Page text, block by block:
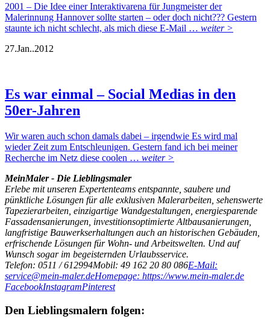
2001 – Die Idee einer Interaktivarena für Jungmeister der
Malerinnung Hannover sollte starten – oder doch nicht??? Gestern
staunte ich nicht schlecht, als mich diese E-Mail … weiter >
27.Jan..2012
Es war einmal – Social Medias in den
50er-Jahren
Wir waren auch schon damals dabei – irgendwie Es wird mal
wieder Zeit zum Entschleunigen. Gestern fand ich bei meiner
Recherche im Netz diese coolen … weiter >
MeinMaler - Die Lieblingsmaler
Erlebe mit unseren Expertenteams entspannte, saubere und
pünktliche Lösungen für alle exklusiven Malerarbeiten, sehenswerte
Tapezierarbeiten, einzigartige Wandgestaltungen, energiesparende
Fassadensanierungen, investitionsoptimierte Altbausanierungen,
langfristige Bauwerkserhaltungen auch an historischen Gebäuden,
erfrischende Lösungen für Wohn- und Arbeitswelten. Und auf
Wunsch sogar im begeisternden Urlaubsservice.
Telefon: 0511 / 612994Mobil: 49 162 20 80 086E-Mail:
service@mein-maler.deHomepage: https://www.mein-maler.de
FacebookInstagramPinterest
Den Lieblingsmalern folgen: